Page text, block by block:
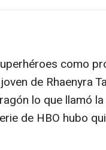
como
de Rhaenyra
lo que llamó
de HBO hubo